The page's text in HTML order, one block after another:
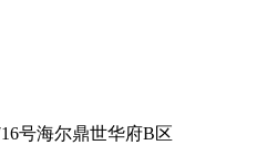
号海尔鼎世华府B区